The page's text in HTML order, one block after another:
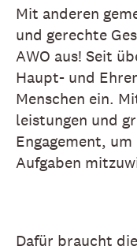
Mit anderen
und gerechte
AWO aus! Seit
Haupt- und
Menschen ein.
leistungen und
Engagement,
Aufgaben
Dafür braucht